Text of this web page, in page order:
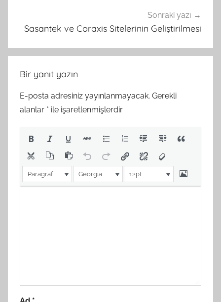
Sonraki yazı
Sasantek ve Coraxis Sitelerinin Geliştirilmesi
Bir yanıt yazın
E-posta adresiniz yayınlanmayacak. Gerekli
alanlar * ile işaretlenmişlerdir
Paragraf Georgia 12pt